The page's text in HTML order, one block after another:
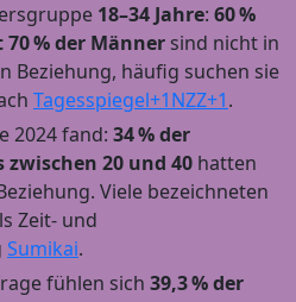
18–34 Jahre: 60 %
% der Männer sind nicht in
Beziehung, häufig suchen sie
Tagesspiegel+1NZZ+1.
2024 fand: 34 % der
20 und 40 hatten
Viele bezeichneten
Zeit‑ und
Sumikai.
fühlen sich 39,3 % der